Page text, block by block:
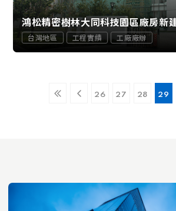
鴻松精密樹林大同科技園區廠房新
台灣地區 工程實績 工廠廠辦
26 27 28 29